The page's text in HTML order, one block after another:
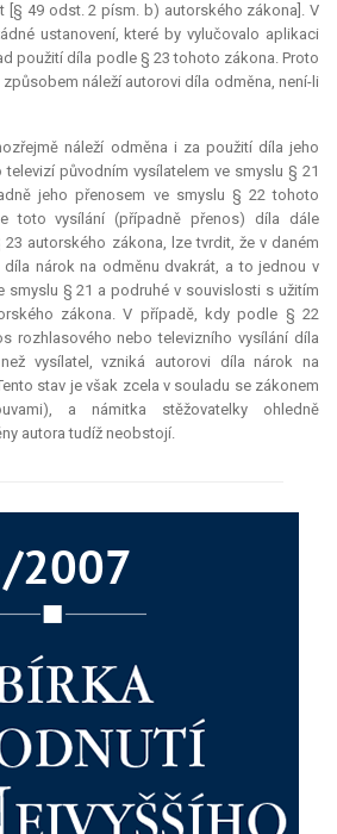
[§ 49 odst. 2 písm. b) autorského zákona]. V
ustanovení, které by vylučovalo aplikaci
použití díla podle § 23 tohoto zákona. Proto
náleží autorovi díla odměna, není-li
náleží odměna i za použití díla jeho
původním vysílatelem ve smyslu § 21
jeho přenosem ve smyslu § 22 tohoto
toto vysílání (případně přenos) díla dále
autorského zákona, lze tvrdit, že v daném
nárok na odměnu dvakrát, a to jednou v
smyslu § 21 a podruhé v souvislosti s užitím
zákona. V případě, kdy podle § 22
rozhlasového nebo televizního vysílání díla
vysílatel, vzniká autorovi díla nárok na
stav je však zcela v souladu se zákonem
a námitka stěžovatelky ohledně
autora tudíž neobstojí.